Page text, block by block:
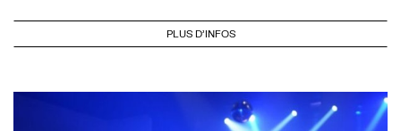
PLUS D'INFOS